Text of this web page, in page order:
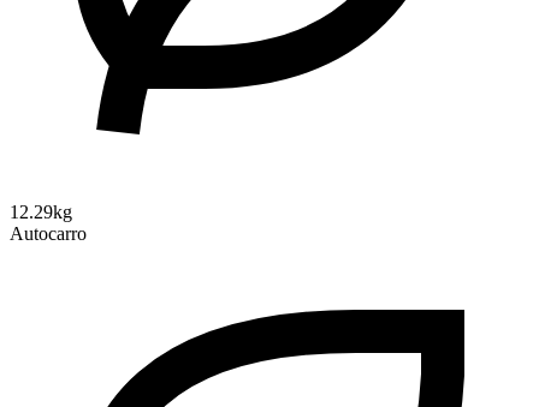
12.29kg
Autocarro